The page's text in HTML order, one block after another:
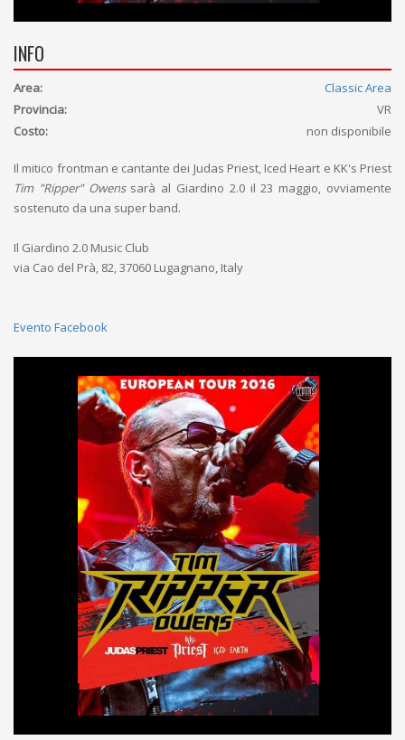
INFO
Area:
Classic Area
Provincia:
VR
Costo:
non disponibile
Il mitico frontman e cantante dei Judas Priest, Iced Heart e KK's Priest
Tim "Ripper" Owenssarà al Giardino 2.0 il 23 maggio, ovviamente
sostenuto da una super band.
Il Giardino 2.0 Music Club
via Cao del Prà, 82, 37060 Lugagnano, Italy
Evento Facebook